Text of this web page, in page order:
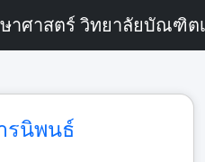
ศาสตร์ วิทยาลัยบัณฑิต
รนิพนธ์